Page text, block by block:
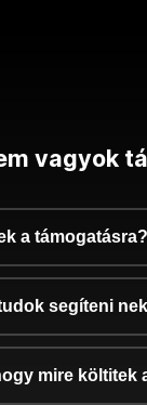
vagyok
a támogatásra?
segíteni
mire költitek